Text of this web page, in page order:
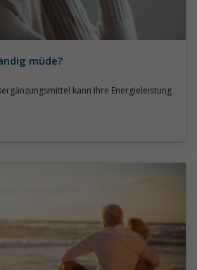
müde?
kann Ihre Energieleistung